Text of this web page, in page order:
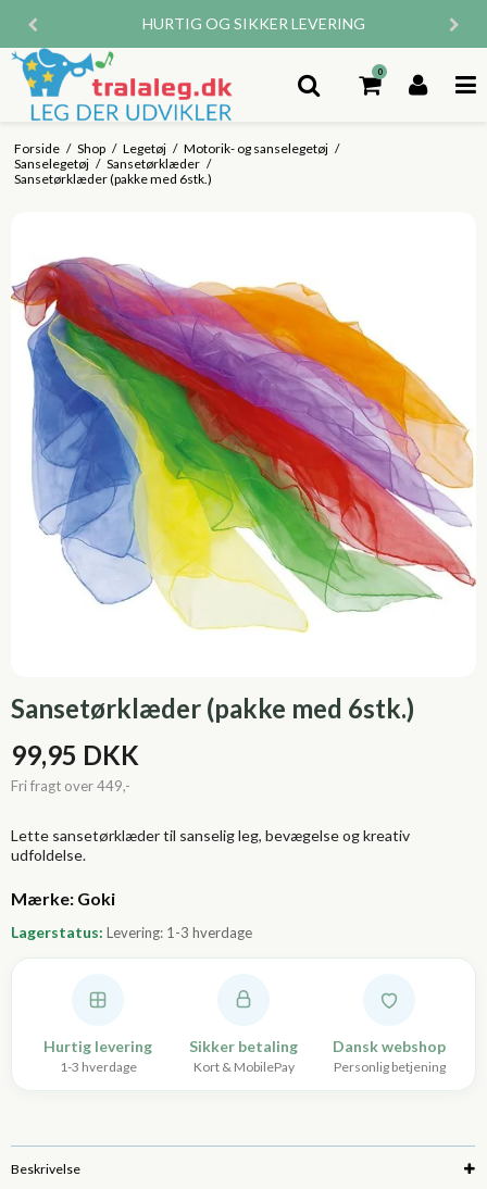
HURTIG OG SIKKER LEVERING
0
Forside / Shop / Legetøj / Motorik- og sanselegetøj /
Sanselegetøj / Sansetørklæder /
Sansetørklæder (pakke med 6stk.)
Sansetørklæder (pakke med 6stk.)
99,95 DKK
Lette sansetørklæder til sanselig leg, bevægelse og kreativ
udfoldelse.
Lagerstatus: Levering: 1-3 hverdage
Hurtig levering
1-3 hverdage
Sikker betaling
Kort & MobilePay
Dansk webshop
Personlig betjening
Beskrivelse